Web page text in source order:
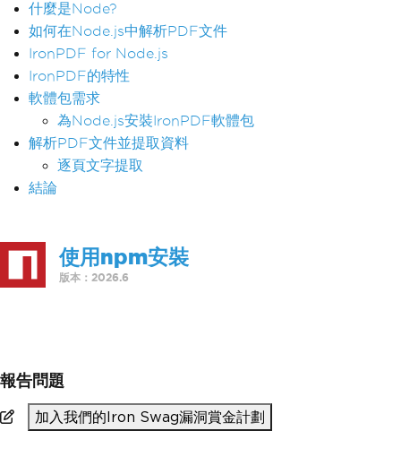
什麼是Node?
如何在Node.js中解析PDF文件
IronPDF for Node.js
IronPDF的特性
軟體包需求
為Node.js安裝IronPDF軟體包
解析PDF文件並提取資料
逐頁文字提取
結論
使用npm安裝
版本：2026.6
報告問題
加入我們的Iron Swag漏洞賞金計劃